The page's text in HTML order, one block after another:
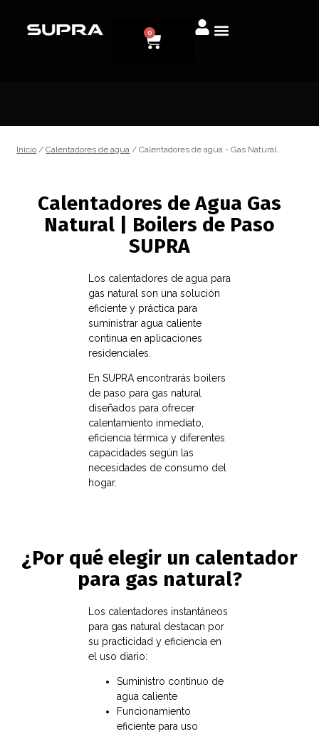
0
Inicio /Calentadores de agua / Calentadores de agua - Gas Natural.
Calentadores de Agua Gas
Natural | Boilers de Paso
SUPRA
Los calentadores de agua para
gas natural son una solución
eficiente y práctica para
suministrar agua caliente
continua en aplicaciones
residenciales.
En SUPRA encontrarás boilers
de paso para gas natural
diseñados para ofrecer
calentamiento inmediato,
eficiencia térmica y diferentes
capacidades según las
necesidades de consumo del
hogar.
¿Por qué elegir un calentador
para gas natural?
Los calentadores instantáneos
para gas natural destacan por
su practicidad y eficiencia en
el uso diario:
Suministro continuo de
agua caliente
Funcionamiento
eficiente para uso